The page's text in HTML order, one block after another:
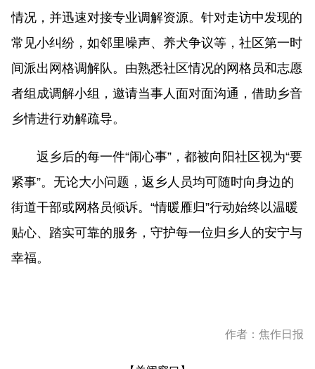
情况，并迅速对接专业调解资源。针对走访中发现的
常见小纠纷，如邻里噪声、养犬争议等，社区第一时
间派出网格调解队。由熟悉社区情况的网格员和志愿
者组成调解小组，邀请当事人面对面沟通，借助乡音
乡情进行劝解疏导。
返乡后的每一件“闹心事”，都被向阳社区视为“要
紧事”。无论大小问题，返乡人员均可随时向身边的
街道干部或网格员倾诉。“情暖雁归”行动始终以温暖
贴心、踏实可靠的服务，守护每一位归乡人的安宁与
幸福。
作者：焦作日报